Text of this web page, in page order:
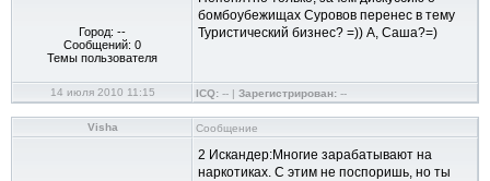
Город: --
Сообщений: 0
Темы пользователя
бомбоубежищах Суровов перенес в тему
Туристический бизнес? =)) А, Саша?=)
14 июля 2010 11:15 ICQ: -- | Зарегистрирован: --
Visha Сообщение
2 Искандер:Многие зарабатывают на
наркотиках. С этим не поспоришь, но ты